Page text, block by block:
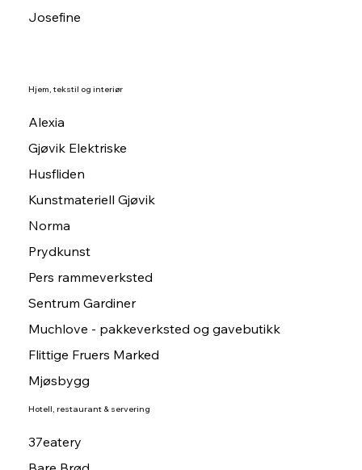
Josefine
Hjem, tekstil og interiør
Alexia
Gjøvik Elektriske
Husfliden
Kunstmateriell Gjøvik
Norma
Prydkunst
Pers rammeverksted
Sentrum Gardiner
Muchlove - pakkeverksted og gavebutikk
Flittige Fruers Marked
Mjøsbygg
Hotell, restaurant & servering
37eatery